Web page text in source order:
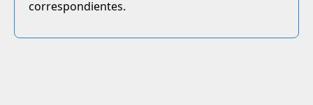
correspondientes.